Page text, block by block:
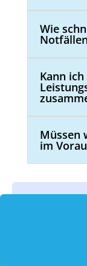
Wie
Kann
Müssen
im